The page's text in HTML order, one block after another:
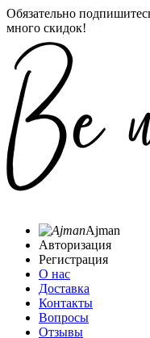
Обязательно
много скидок!
Ajman
Авторизация
Регистрация
О нас
Доставка
Контакты
Вопросы
Отзывы